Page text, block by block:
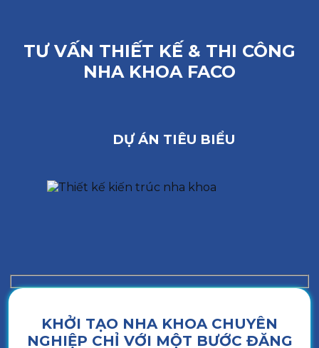
TƯ VẤN THIẾT KẾ & THI CÔNG
NHA KHOA FACO
DỰ ÁN TIÊU BIỂU
KHỞI TẠO NHA KHOA CHUYÊN
NGHIỆP CHỈ VỚI MỘT BƯỚC ĐĂNG